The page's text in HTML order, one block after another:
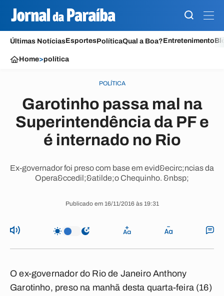
Últimas NotíciasEsportesPolíticaQual a Boa?Entretenimento
Home>política
POLÍTICA
Garotinho passa mal na
Superintendência da PF e
é internado no Rio
Ex-governador foi preso com base em evid&ecirc;ncias da
Opera&ccedil;&atilde;o Chequinho. &nbsp;
Publicado em 16/11/2016 às 19:31
O ex-governador do Rio de Janeiro Anthony
Garotinho, preso na manhã desta quarta-feira (16)